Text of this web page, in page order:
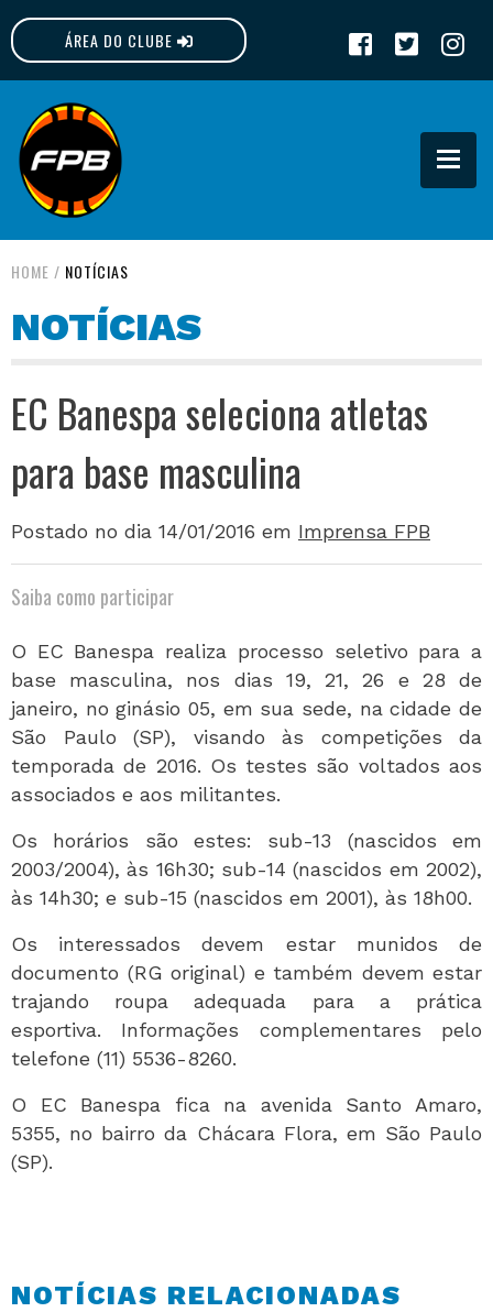
ÁREA DO CLUBE
FPB
HOME / NOTÍCIAS
NOTÍCIAS
EC Banespa seleciona atletas
para base masculina
Postado no dia 14/01/2016 em Imprensa FPB
Saiba como participar
O EC Banespa realiza processo seletivo para a
base masculina, nos dias 19, 21, 26 e 28 de
janeiro, no ginásio 05, em sua sede, na cidade de
São Paulo (SP), visando às competições da
temporada de 2016. Os testes são voltados aos
associados e aos militantes.
Os horários são estes: sub-13 (nascidos em
2003/2004), às 16h30; sub-14 (nascidos em 2002),
às 14h30; e sub-15 (nascidos em 2001), às 18h00.
Os interessados devem estar munidos de
documento (RG original) e também devem estar
trajando roupa adequada para a prática
esportiva. Informações complementares pelo
telefone (11) 5536-8260.
O EC Banespa fica na avenida Santo Amaro,
5355, no bairro da Chácara Flora, em São Paulo
(SP).
NOTÍCIAS RELACIONADAS